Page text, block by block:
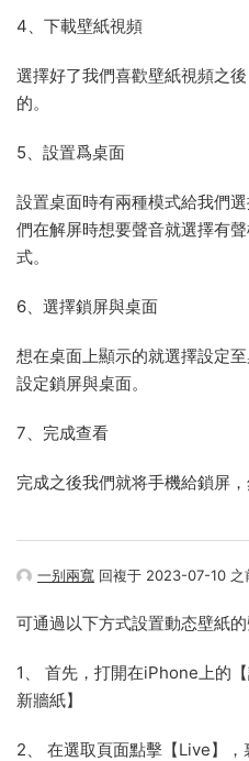
4、下載壁紙視頻
選擇好了我們喜歡壁紙視頻之
的。
5、設置爲桌面
設置桌面時有兩種模式給我們
們在解屏時想要聲音就選擇有
式。
6、選擇鎖屏與桌面
想在桌面上顯示的就選擇設定
設定鎖屏與桌面。
7、完成查看
完成之後我們就将手機給鎖屏，
一别兩寬 回複于 2023-07-10 之
可通過以下方式設置動态壁紙的
1、 首先，打開在iPhone上的
新牆紙】
2、 在選取頁面點擊【Live】